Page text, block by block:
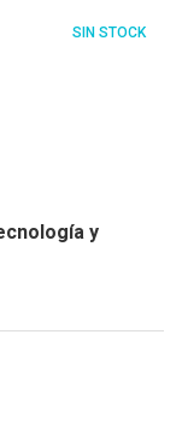
SIN STOCK
y